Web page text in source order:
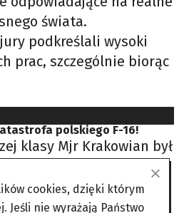
świata.
podkreślali wysoki
prac, szczególnie biorąc
polskiego F-16!
klasy Mjr Krakowian był
Polaków, którzy
Akademię Sił
Springs w miejsce
cookies, dzięki którym
Jeśli nie wyrażają Państwo